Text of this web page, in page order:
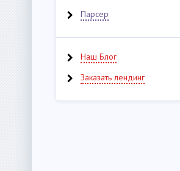
Парсер
Наш Блог
Заказать лендинг